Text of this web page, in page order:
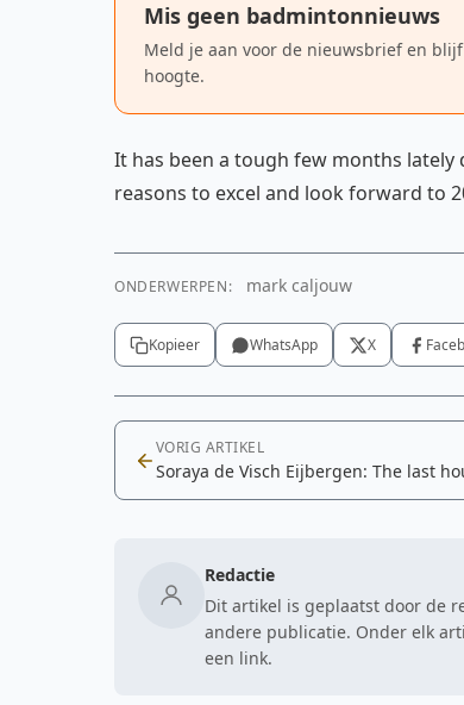
Mis geen badmintonnieuws
Meld je aan voor de nieuwsbrief en
hoogte.
It has been a tough few months
reasons to excel and look forward to
ONDERWERPEN: mark caljouw
Kopieer WhatsApp X
VORIG ARTIKEL
Soraya de Visch Eijbergen: The last
Redactie
Dit artikel is geplaatst door de
andere publicatie. Onder elk
een link.